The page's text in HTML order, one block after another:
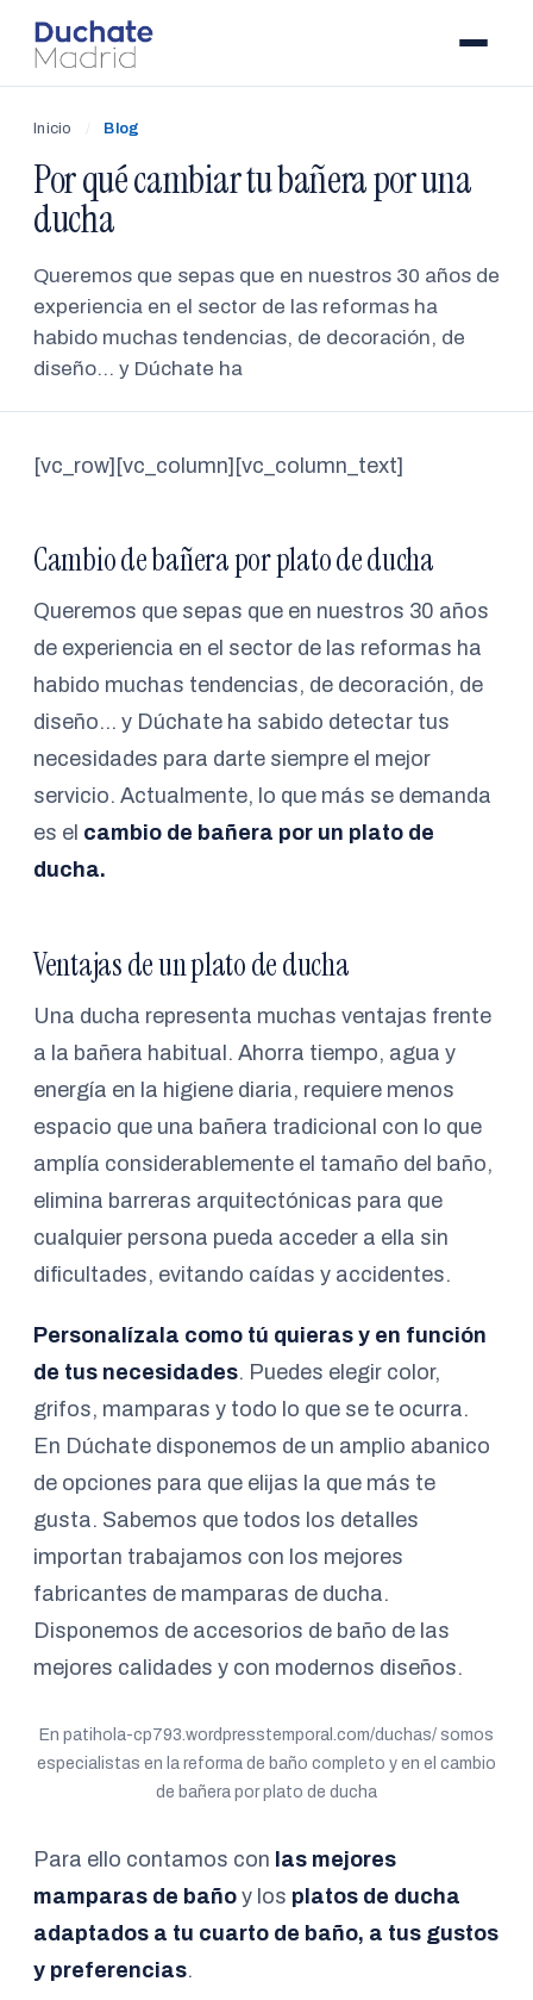
Inicio / Blog
Por qué cambiar tu bañera por una
ducha
Queremos que sepas que en nuestros 30 años de
experiencia en el sector de las reformas ha
habido muchas tendencias, de decoración, de
diseño... y Dúchate ha
[vc_row][vc_column][vc_column_text]
Cambio de bañera por plato de ducha
Queremos que sepas que en nuestros 30 años
de experiencia en el sector de las reformas ha
habido muchas tendencias, de decoración, de
diseño… y Dúchate ha sabido detectar tus
necesidades para darte siempre el mejor
servicio. Actualmente, lo que más se demanda
es el cambio de bañera por un plato de
ducha.
Ventajas de un plato de ducha
Una ducha representa muchas ventajas frente
a la bañera habitual. Ahorra tiempo, agua y
energía en la higiene diaria, requiere menos
espacio que una bañera tradicional con lo que
amplía considerablemente el tamaño del baño,
elimina barreras arquitectónicas para que
cualquier persona pueda acceder a ella sin
dificultades, evitando caídas y accidentes.
Personalízala como tú quieras y en función
de tus necesidades. Puedes elegir color,
grifos, mamparas y todo lo que se te ocurra.
En Dúchate disponemos de un amplio abanico
de opciones para que elijas la que más te
gusta. Sabemos que todos los detalles
importan trabajamos con los mejores
fabricantes de mamparas de ducha.
Disponemos de accesorios de baño de las
mejores calidades y con modernos diseños.
En patihola-cp793.wordpresstemporal.com/duchas/ somos
especialistas en la reforma de baño completo y en el cambio
de bañera por plato de ducha
Para ello contamos con las mejores
mamparas de baño y los platos de ducha
adaptados a tu cuarto de baño, a tus gustos
y preferencias.